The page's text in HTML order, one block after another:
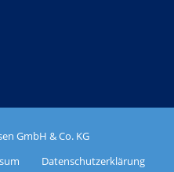
GmbH & Co. KG
Datenschutzerklärung